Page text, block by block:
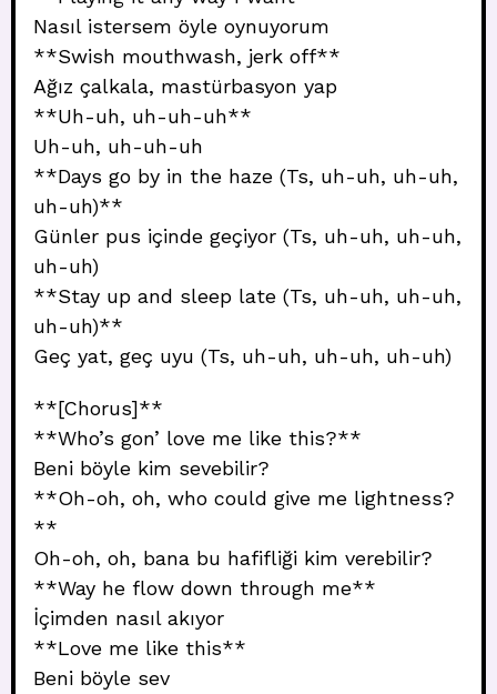
Nasıl istersem öyle oynuyorum
**Swish mouthwash, jerk off**
Ağız çalkala, mastürbasyon yap
**Uh-uh, uh-uh-uh**
Uh-uh, uh-uh-uh
**Days go by in the haze (Ts, uh-uh, uh-uh,
uh-uh)**
Günler pus içinde geçiyor (Ts, uh-uh, uh-uh,
uh-uh)
**Stay up and sleep late (Ts, uh-uh, uh-uh,
uh-uh)**
Geç yat, geç uyu (Ts, uh-uh, uh-uh, uh-uh)
**[Chorus]**
**Who’s gon’ love me like this?**
Beni böyle kim sevebilir?
**Oh-oh, oh, who could give me lightness?
**
Oh-oh, oh, bana bu hafifliği kim verebilir?
**Way he flow down through me**
İçimden nasıl akıyor
**Love me like this**
Beni böyle sev